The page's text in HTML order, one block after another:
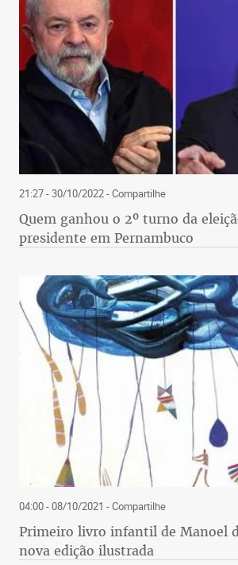
21:27 - 30/10/2022- Compartilhe
Quem ganhou o 2º turno da
presidente em Pernambuco
04:00 - 08/10/2021 - Compartilhe
Primeiro livro infantil de Manoel
nova edição ilustrada